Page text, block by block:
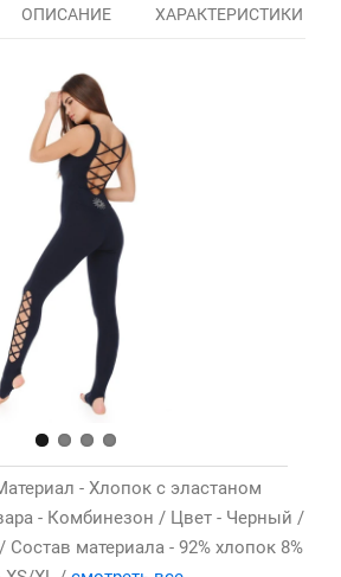
Мои
ОПИСАНИЕ ХАРАКТЕРИСТИКИ
- Хлопок с эластаном
- Комбинезон / Цвет - Черный /
Состав материала - 92% хлопок 8%